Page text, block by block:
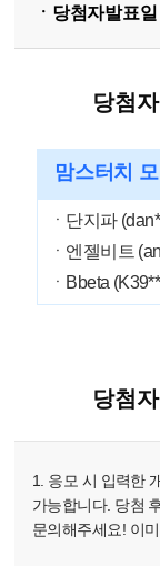
ㆍ당첨자발표일
당첨
맘스터치
ㆍ단지파
ㆍ엔젤비트
ㆍBbeta
당첨
1. 응모 시 입력한
가능합니다. 당첨
문의해주세요! 이